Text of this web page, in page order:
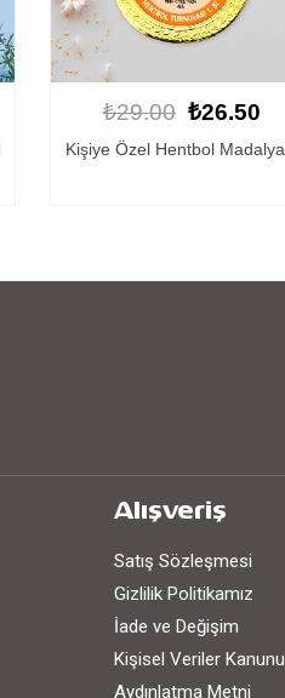
₺29.00 ₺26.50
Hentbol Madalyası
Alışveriş
Satış Sözleşmesi
Gizlilik Politikamız
İade ve Değişim
Kişisel Veriler Kanunu
Aydınlatma Metni